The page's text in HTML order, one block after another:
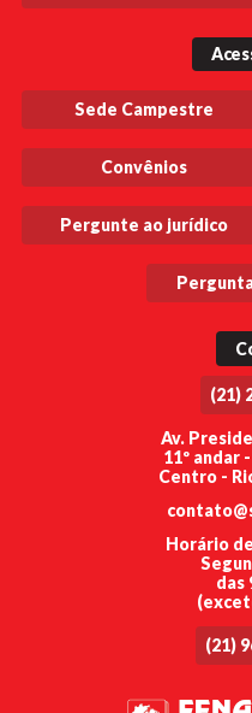
Sede Campestre
Convênios
Pergunte ao jurídico
(21)
Av.
11º andar
Centro -
Horário
das
(21)